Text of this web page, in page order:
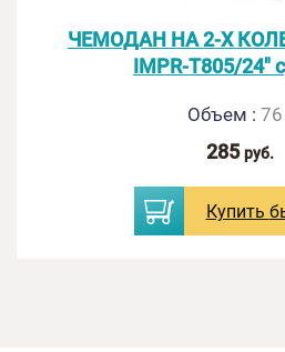
ЧЕМОДАН НА 2-Х
IMPR-T805/24"
Объем : 76
285 руб.
Купить